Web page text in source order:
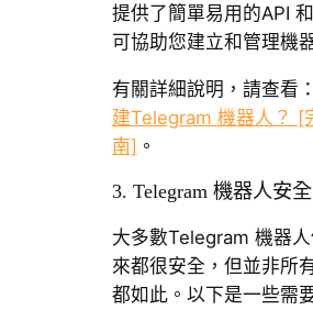
提供了簡單易用的API 和
可協助您建立和管理機
有關詳細說明，請查看：
建Telegram 機器人？ [
南] 。
3. Telegram 機器人安
大多數Telegram 機器
來都很安全，但並非所
都如此。以下是一些需